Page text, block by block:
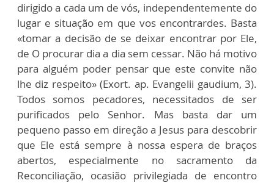
dirigido a cada um de vós, independentemente do
lugar e situação em que vos encontrardes. Basta
«tomar a decisão de se deixar encontrar por Ele,
de O procurar dia a dia sem cessar. Não há motivo
para alguém poder pensar que este convite não
lhe diz respeito» (Exort. ap. Evangelii gaudium, 3).
Todos somos pecadores, necessitados de ser
purificados pelo Senhor. Mas basta dar um
pequeno passo em direção a Jesus para descobrir
que Ele está sempre à nossa espera de braços
abertos, especialmente no sacramento da
Reconciliação, ocasião privilegiada de encontro